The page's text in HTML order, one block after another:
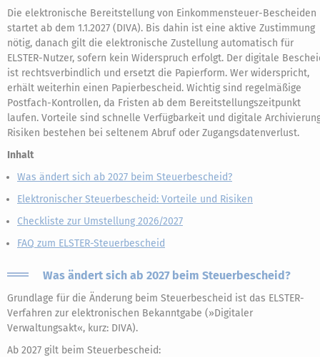
Die elektronische Bereitstellung von Einkommensteuer-Bescheiden
startet ab dem 1.1.2027 (DIVA). Bis dahin ist eine aktive Zustimmung
nötig, danach gilt die elektronische Zustellung automatisch für
ELSTER-Nutzer, sofern kein Widerspruch erfolgt. Der digitale
ist rechtsverbindlich und ersetzt die Papierform. Wer widerspricht,
erhält weiterhin einen Papierbescheid. Wichtig sind regelmäßige
Postfach-Kontrollen, da Fristen ab dem Bereitstellungszeitpunkt
laufen. Vorteile sind schnelle Verfügbarkeit und digitale
Risiken bestehen bei seltenem Abruf oder Zugangsdatenverlust.
Inhalt
Was ändert sich ab 2027 beim Steuerbescheid?
Elektronischer Steuerbescheid: Vorteile und Risiken
Checkliste zur Umstellung 2026/2027
FAQ zum ELSTER-Steuerbescheid
Was ändert sich ab 2027 beim Steuerbescheid?
Grundlage für die Änderung beim Steuerbescheid ist das ELSTER-
Verfahren zur elektronischen Bekanntgabe (»Digitaler
Verwaltungsakt«, kurz: DIVA).
Ab 2027 gilt beim Steuerbescheid: